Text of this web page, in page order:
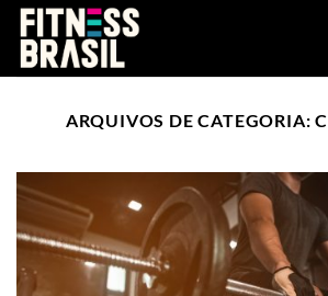
Skip
content
ARQUIVOS DE CATEGORIA: